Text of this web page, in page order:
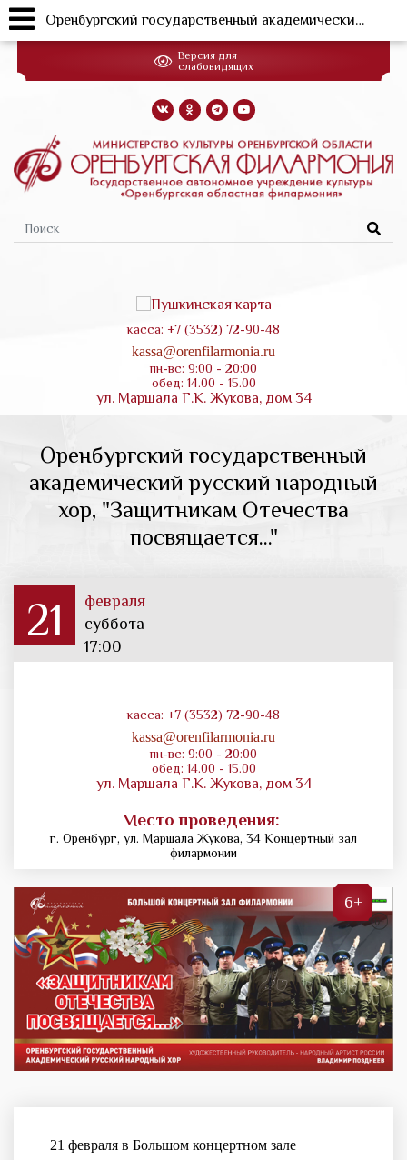
Перейти
основному
Форма
поиска
касса: +7 (3532) 72-90-48
kassa@orenfilarmonia.ru
пн-вс: 9:00 - 20:00
обед: 14.00 - 15.00
ул. Маршала Г.К. Жукова, дом 34
Версия для
слабовидящих
Оренбургский государственный
академический русский народный
хор, "Защитникам Отечества
посвящается..."
21
февраля
суббота
17:00
касса: +7 (3532) 72-90-48
kassa@orenfilarmonia.ru
пн-вс: 9:00 - 20:00
обед: 14.00 - 15.00
ул. Маршала Г.К. Жукова, дом 34
Место проведения:
г. Оренбург, ул. Маршала Жукова, 34 Концертный зал
филармонии
6+
21 февраля в Большом концертном зале
Оренбургский государственный академический русский народный хор, "Защитникам Отечества посвящается..."